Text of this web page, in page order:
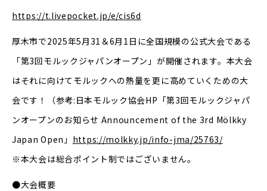
https://t.livepocket.jp/e/cis6d
厚木市で2025年5月31＆6月1日に全国規模の公式大会である
「第3回モルックジャパンオープン」が開催されます。本大会
はそれに向けてモルックへの熱量を更に高めていくための大
会です！（参考:日本モルック協会HP「第3回モルックジャパ
ンオープンのお知らせ Announcement of the 3rd Mölkky
Japan Open」 https://molkky.jp/info-jma/25763/
※本大会は総合ポイント制ではございません。
●大会概要